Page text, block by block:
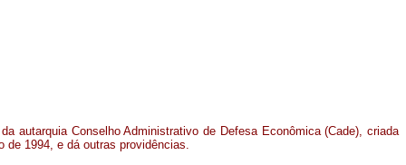
autarquia Conselho Administrativo de Defesa Econômica (Cade), criada
de 1994, e dá outras providências.